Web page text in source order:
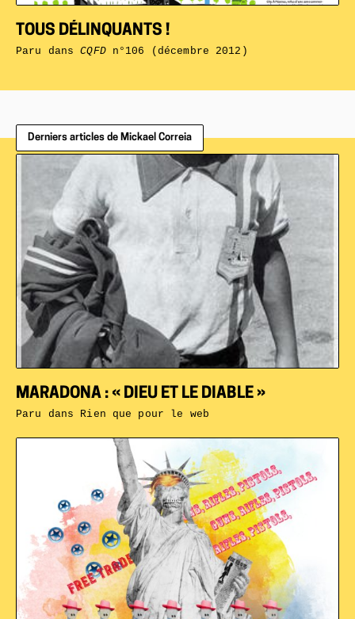
TOUS DÉLINQUANTS !
Paru dansCQFDn°106 (décembre 2012)
Derniers articles de Mickael Correia
MARADONA : « DIEU ET LE DIABLE »
Paru dans Rien que pour le web